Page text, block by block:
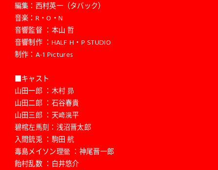
編集：西村英一（タバック）
音楽：R・O・N
音響監督 ：本山 哲
音響制作 ：HALF H・P STUDIO
制作：A-1 Pictures
■キャスト
山田一郎 ：木村 昴
山田二郎 ：石谷春貴
山田三郎 ：天﨑滉平
碧棺左馬刻：浅沼晋太郎
入間銃兎 ：駒田 航
毒島メイソン理鶯 ：神尾晋一郎
飴村乱数 ：白井悠介